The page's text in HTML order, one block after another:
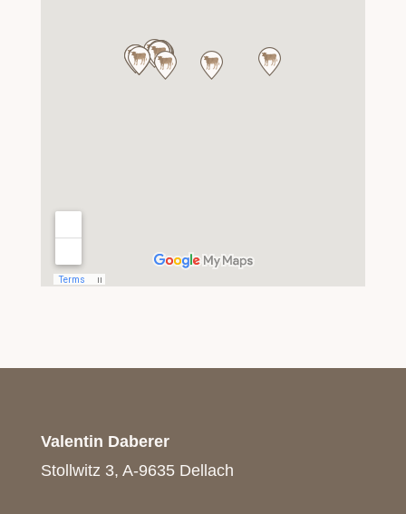
Valentin Daberer
Stollwitz 3, A-9635 Dellach